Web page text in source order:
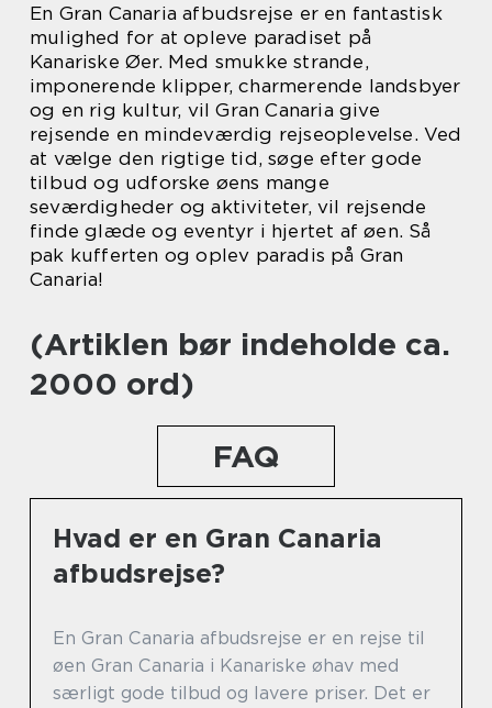
En Gran Canaria afbudsrejse er en fantastisk
mulighed for at opleve paradiset på
Kanariske Øer. Med smukke strande,
imponerende klipper, charmerende landsbyer
og en rig kultur, vil Gran Canaria give
rejsende en mindeværdig rejseoplevelse. Ved
at vælge den rigtige tid, søge efter gode
tilbud og udforske øens mange
seværdigheder og aktiviteter, vil rejsende
finde glæde og eventyr i hjertet af øen. Så
pak kufferten og oplev paradis på Gran
Canaria!
(Artiklen bør indeholde ca.
2000 ord)
FAQ
Hvad er en Gran Canaria
afbudsrejse?
En Gran Canaria afbudsrejse er en rejse til
øen Gran Canaria i Kanariske øhav med
særligt gode tilbud og lavere priser. Det er